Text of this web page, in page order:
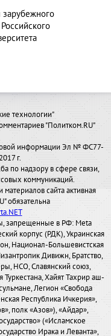
технологии"
"Политком.RU"
информации Эл № ФС77-
г.
по надзору в сфере связи,
коммуникаций.
сайта активная
обязательна
запрещенные в РФ: Meta
корпус (РДК), Украинская
Национал-Большевистская
Дивижн, Братство,
НСО, Славянский союз,
Хайят Тахрир аш-
Легион «Свобода
Республика Ичкерия»,
полк «Азов»), «Айдар»,
(«Исламское
Ирака и Леванта»,